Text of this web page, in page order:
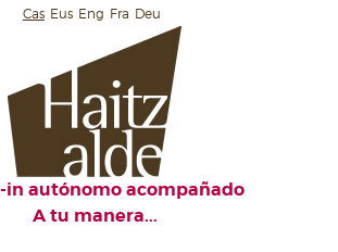
Cas Eus Eng Fra Deu
in autónomo acompañado
A tu manera...